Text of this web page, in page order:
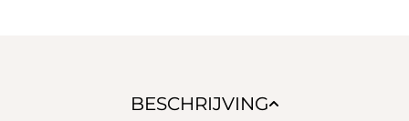
BESCHRIJVING